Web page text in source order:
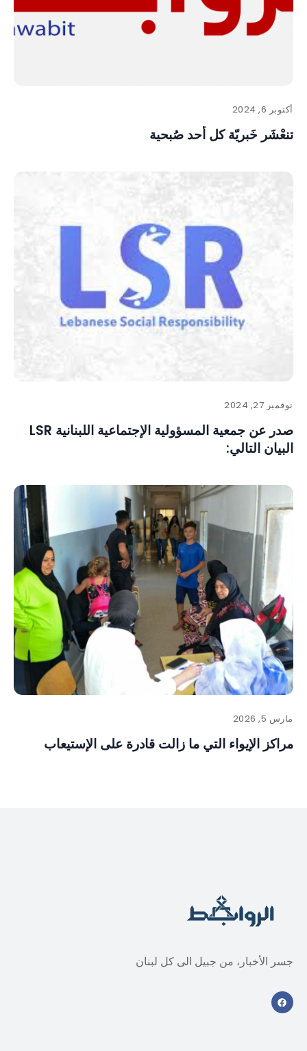
أكتوبر 6, 2024
تنعْشَر خَبريّة كل أحد صُبحية
نوفمبر 27, 2024
صدر عن جمعية المسؤولية الإجتماعية اللبنانية LSR
البيان التالي:
مارس 5, 2026
مراكز الإيواء التي ما زالت قادرة على الإستيعاب
جسر الأخبار، من جبيل الى كل لبنان